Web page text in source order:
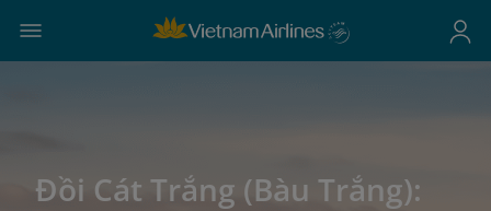
Đồi Cát Trắng (Bàu Trắng):